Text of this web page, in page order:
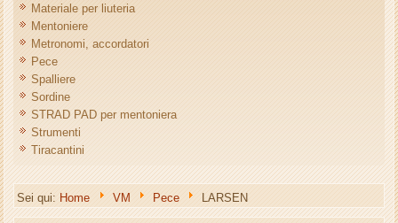
Materiale per liuteria
Mentoniere
Metronomi, accordatori
Pece
Spalliere
Sordine
STRAD PAD per mentoniera
Strumenti
Tiracantini
Sei qui: Home VM Pece LARSEN